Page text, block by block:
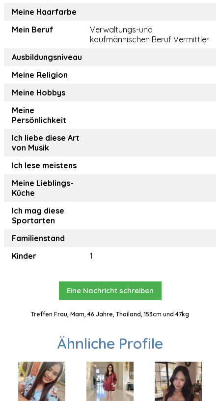
Meine Haarfarbe
Mein Beruf
Verwaltungs-und
kaufmännischen Beruf Vermittler
Ausbildungsniveau
Meine Religion
Meine Hobbys
Meine
Persönlichkeit
Ich liebe diese Art
von Musik
Ich lese meistens
Meine Lieblings-
Küche
Ich mag diese
Sportarten
Familienstand
Kinder
1
Eine Nachricht schreiben
Treffen Frau, Mam, 46 Jahre, Thailand, 153cm und 47kg
Ähnliche Profile